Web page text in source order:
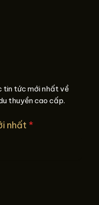
tin tức mới nhất về
thuyền cao cấp.
nhất *